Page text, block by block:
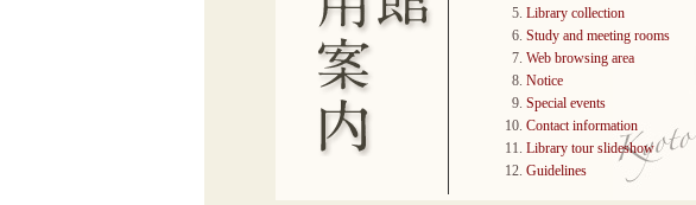
Library collection
Study and meeting rooms
Web browsing area
Notice
Special events
Contact information
Library tour slideshow
Guidelines